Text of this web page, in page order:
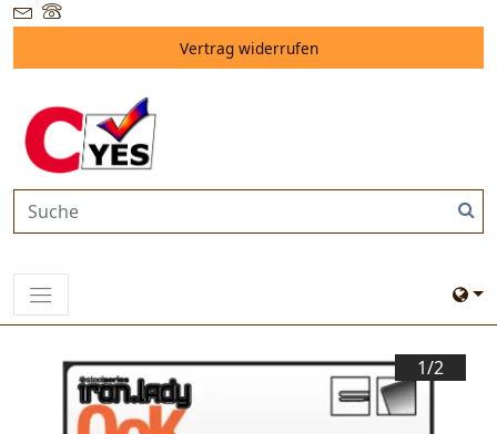
Vertrag widerrufen
1/2